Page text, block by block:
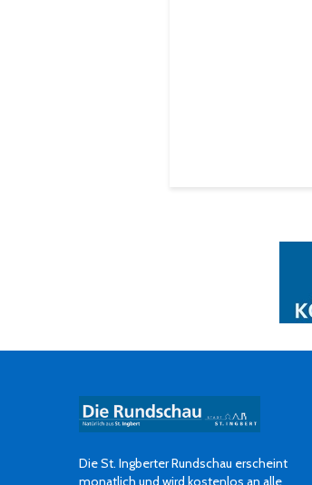
Die St. Ingberter Rundschau erscheint
monatlich und wird kostenlos an alle